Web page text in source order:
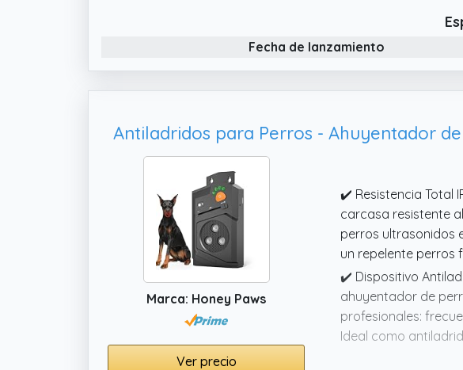
mide 9,5 x 9,3 x 2,8
Fecha de lanzamiento
Marca: Honey Paws
Ver precio
✔️ Resistencia Total
carcasa resistente
perros ultrasonidos
un repelente perros
✔️ Dispositivo
ahuyentador de
profesionales:
Ideal como
moderno silbato